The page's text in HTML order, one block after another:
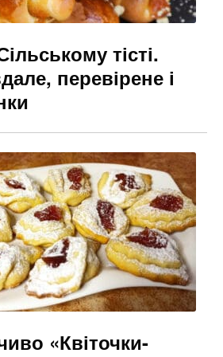
тісті.
перевірене і
«Квіточки-